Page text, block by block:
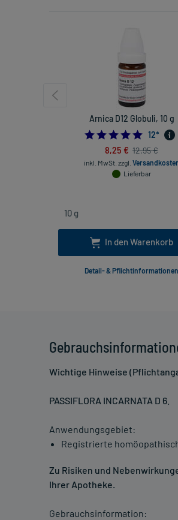
Wichtige Hinweise
PASSIFLORA INCARNATA D 6
Anwendungsgebiet:
Registrierte
Zu Risiken und
Ihrer Apotheke.
Gebrauchsinformation:
Arnica D12 Globuli, 10 g
5.0
12*
8,25 € 12,95 €
inkl. MwSt. zzgl.
Lieferbar
In den Warenkorb
Detail- & Pflichtinformationen